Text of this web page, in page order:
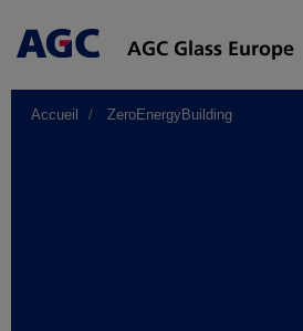
Main
Accueil ZeroEnergyBuilding